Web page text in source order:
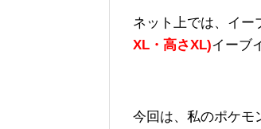
ネット上では、イー
XL・高さXL)イーブ
今回は、私のポケモ